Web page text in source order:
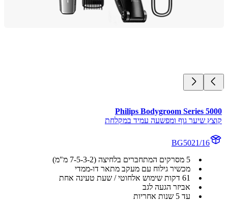
Philips Bodygroom Series
שיער גוף ומפשעה עמיד במקלחת
BG5021/16
מכשיר גילוח עם מעקב מתאר דו-ממדי
61 דקות שימוש אלחוטי / שעת טעינה אחת
אביזר הגעה לגב
עד 5 שנות אחריות